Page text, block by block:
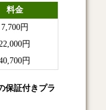
料金
7,700円
22,000円
円
保証付きプラ